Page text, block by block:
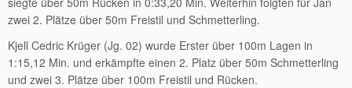
zwei 2. Plätze über 50m Freistil und Schmetterling.
Kjell Cedric Krüger (Jg. 02) wurde Erster über 100m Lagen in
1:15,12 Min. und erkämpfte einen 2. Platz über 50m Schmetterling
und zwei 3. Plätze über 100m Freistil und Rücken.